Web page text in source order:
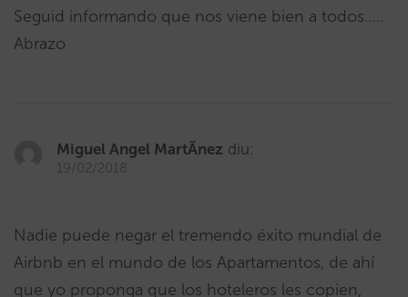
Seguid informando que nos viene bien a todos…..
Abrazo
Miguel Angel MartÃ­nez diu:
19/02/2018
Nadie puede negar el tremendo éxito mundial de
Airbnb en el mundo de los Apartamentos, de ahí
que yo proponga que los hoteleros les copien,